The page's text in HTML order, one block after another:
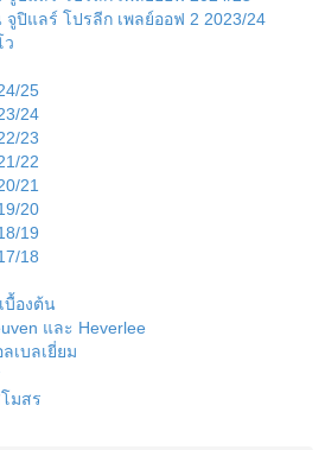
ปิแลร์ โปรลีก เพลย์ออฟ 2 2023/24
ว
25
24
23
22
21
20
19
18
บื้องต้น
และ Heverlee
เบลเยี่ยม
มสร